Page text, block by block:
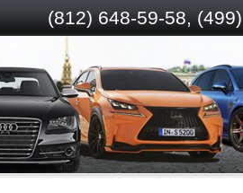
(812) 648-59-58, (499)